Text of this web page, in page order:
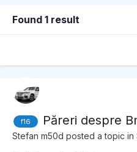
Found 1 result
f16 Păreri despre
Stefan m50d posted a topic in